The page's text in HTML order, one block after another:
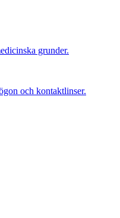
grunder.
och kontaktlinser.